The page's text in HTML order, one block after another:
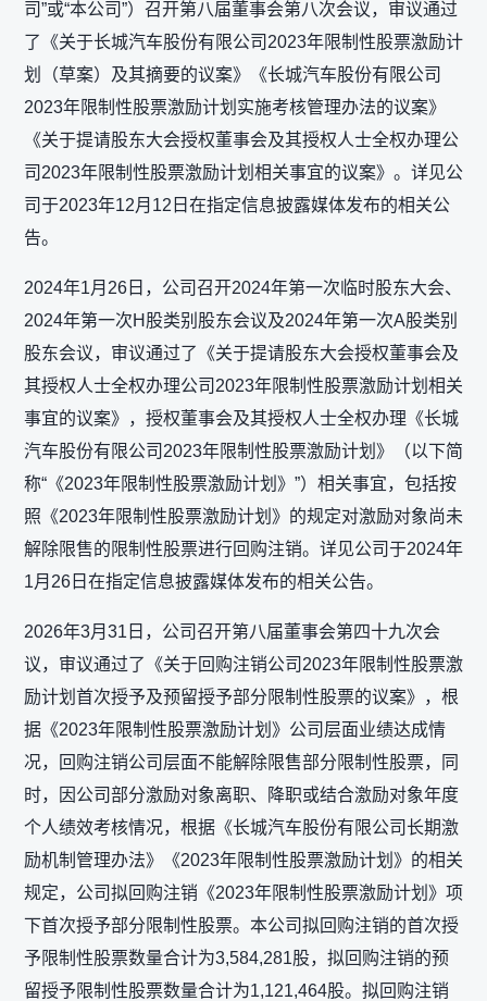
司”或“本公司”）召开第八届董事会第八次会议，审议通过
了《关于长城汽车股份有限公司2023年限制性股票激励计
划（草案）及其摘要的议案》《长城汽车股份有限公司
2023年限制性股票激励计划实施考核管理办法的议案》
《关于提请股东大会授权董事会及其授权人士全权办理公
司2023年限制性股票激励计划相关事宜的议案》。详见公
司于2023年12月12日在指定信息披露媒体发布的相关公
告。
2024年1月26日，公司召开2024年第一次临时股东大会、
2024年第一次H股类别股东会议及2024年第一次A股类别
股东会议，审议通过了《关于提请股东大会授权董事会及
其授权人士全权办理公司2023年限制性股票激励计划相关
事宜的议案》，授权董事会及其授权人士全权办理《长城
汽车股份有限公司2023年限制性股票激励计划》（以下简
称“《2023年限制性股票激励计划》”）相关事宜，包括按
照《2023年限制性股票激励计划》的规定对激励对象尚未
解除限售的限制性股票进行回购注销。详见公司于2024年
1月26日在指定信息披露媒体发布的相关公告。
2026年3月31日，公司召开第八届董事会第四十九次会
议，审议通过了《关于回购注销公司2023年限制性股票激
励计划首次授予及预留授予部分限制性股票的议案》，根
据《2023年限制性股票激励计划》公司层面业绩达成情
况，回购注销公司层面不能解除限售部分限制性股票，同
时，因公司部分激励对象离职、降职或结合激励对象年度
个人绩效考核情况，根据《长城汽车股份有限公司长期激
励机制管理办法》《2023年限制性股票激励计划》的相关
规定，公司拟回购注销《2023年限制性股票激励计划》项
下首次授予部分限制性股票。本公司拟回购注销的首次授
予限制性股票数量合计为3,584,281股，拟回购注销的预
留授予限制性股票数量合计为1,121,464股。拟回购注销